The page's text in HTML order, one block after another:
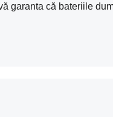
garanta că bateriile